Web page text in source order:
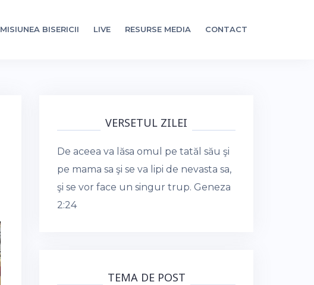
MISIUNEA BISERICII LIVE RESURSE MEDIA CONTACT
VERSETUL ZILEI
De aceea va lăsa omul pe tatăl său şi
pe mama sa şi se va lipi de nevasta sa,
şi se vor face un singur trup. Geneza
2:24
TEMA DE POST